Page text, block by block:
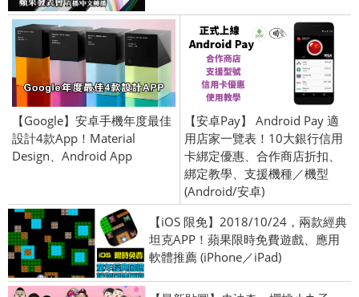
【Google】安卓手機年度最佳
設計4款App！Material
Design、Android App
【安卓Pay】 Android Pay 適
用店家一覽表！10大銀行信用
卡綁定優惠、合作商店折扣、
綁定教學、支援機種／機型
(Android/安卓)
【iOS 限免】2018/10/24，兩款經典
坦克APP！蘋果限時免費遊戲、應用
軟體推薦 (iPhone／iPad)